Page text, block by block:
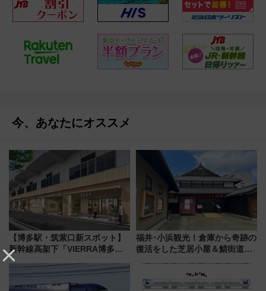
今、あなたにオススメ
【博多駅・筑紫口新スポット】
新幹線高架下「VIERRA博多テ
ラス」が9/18開業！九州初出店
など注目の全6店舗 「博多活憩
通り」も一新
福井･小浜観光！倉庫から奇跡の
復活をした芝居小屋＆鯖街道の
でBBQ、老舗お酢店ソフトなど
歴史＆グルメ散歩